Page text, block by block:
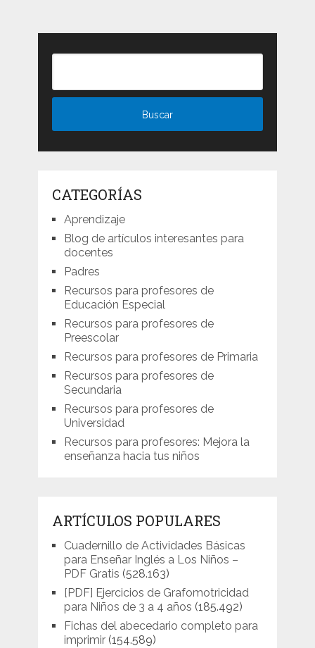
CATEGORÍAS
Aprendizaje
Blog de artículos interesantes para
docentes
Padres
Recursos para profesores de
Educación Especial
Recursos para profesores de
Preescolar
Recursos para profesores de Primaria
Recursos para profesores de
Secundaria
Recursos para profesores de
Universidad
Recursos para profesores: Mejora la
enseñanza hacia tus niños
ARTÍCULOS POPULARES
Cuadernillo de Actividades Básicas
para Enseñar Inglés a Los Niños –
PDF Gratis (528.163)
[PDF] Ejercicios de Grafomotricidad
para Niños de 3 a 4 años (185.492)
Fichas del abecedario completo para
imprimir (154.589)